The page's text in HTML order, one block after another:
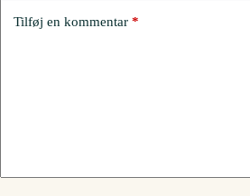
Tilføj en kommentar *